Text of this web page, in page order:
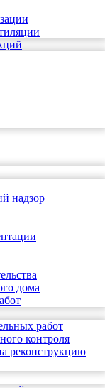
надзор
дома
работ
контроля
реконструкцию